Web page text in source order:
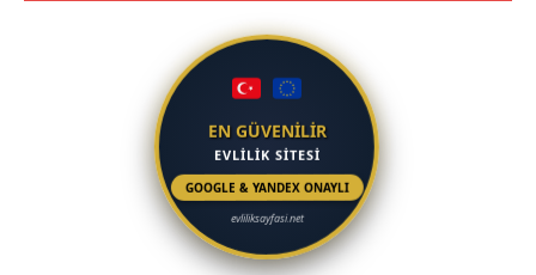
EN GÜVENİLİR
EVLİLİK SİTESİ
GOOGLE & YANDEX ONAYLI
evliliksayfasi.net